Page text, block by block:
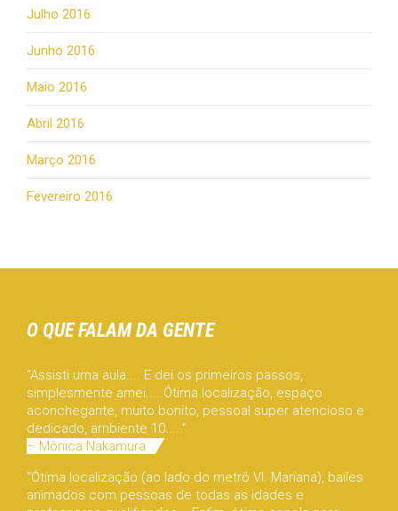
Julho 2016
Junho 2016
Maio 2016
Abril 2016
Março 2016
Fevereiro 2016
O QUE FALAM DA GENTE
“Assisti uma aula.... E dei os primeiros passos,
simplesmente amei.....Ótima localização, espaço
aconchegante, muito bonito, pessoal super atencioso e
dedicado, ambiente 10.....”
– Mônica Nakamura
“Ótima localização (ao lado do metrô Vl. Mariana), bailes
animados com pessoas de todas as idades e